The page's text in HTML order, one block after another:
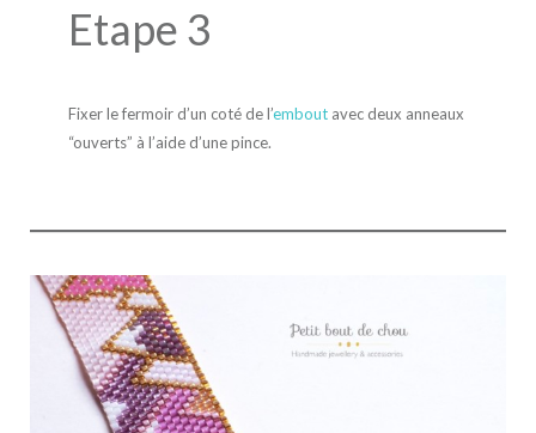
Etape 3
Fixer le fermoir d’un coté de l’emboutavec deux anneaux
“ouverts” à l’aide d’une pince.